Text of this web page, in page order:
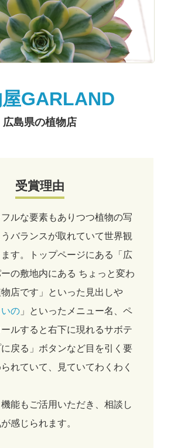
GARLAND
広島県の植物店
受賞理由
ルな要素もありつつ植物の写
バランスが取れていて世界観
す。トップページにある「広
の敷地内にある ちょっと変わ
店です」といった見出しや
の 」といったメニュー名、ペ
ルすると右下に現れるサボテ
戻る」ボタンなど目を引く要
れていて、見ていてわくわく
機能もご活用いただき、相談し
感じられます。